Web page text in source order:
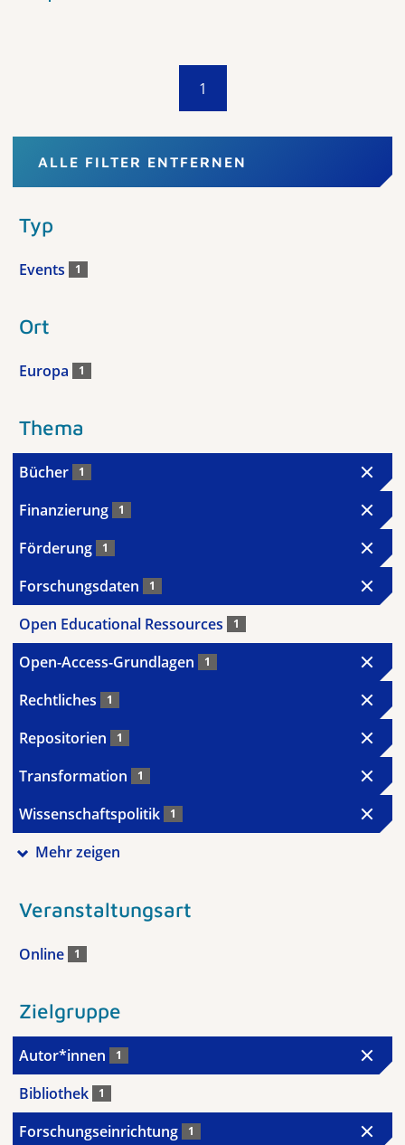
1
ALLE FILTER ENTFERNEN
Typ
Events 1
Ort
Europa 1
Thema
Bücher 1
Finanzierung 1
Förderung 1
Forschungsdaten 1
Open Educational Ressources 1
Open-Access-Grundlagen 1
Rechtliches 1
Repositorien 1
Transformation 1
Wissenschaftspolitik 1
Mehr zeigen
Veranstaltungsart
Online 1
Zielgruppe
Autor*innen 1
Bibliothek 1
Forschungseinrichtung 1